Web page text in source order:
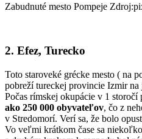
Zabudnuté mesto Pompeje
2. Efez, Turecko
Toto staroveké grécke mesto ( na
pobreží tureckej provincie Izmir na
Počas rímskej okupácie v 1
ako 250 000 obyvateľov, čo z
v Stredomorí. Verí sa, že bolo
Vo veľmi krátkom čase sa